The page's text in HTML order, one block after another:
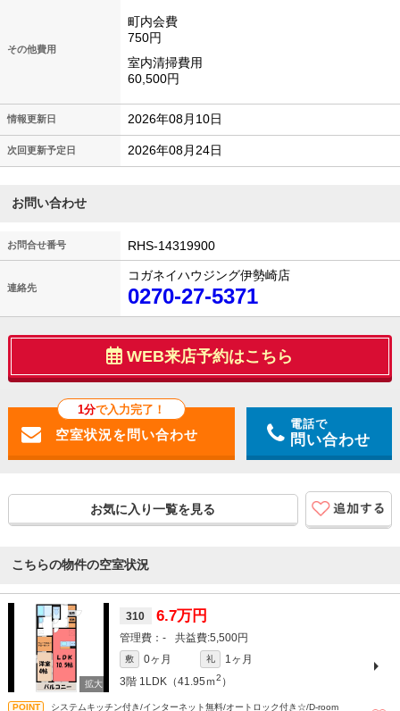
その他費用
町内会費
750円
室内清掃費用
60,500円
情報更新日 2026年08月10日
次回更新予定日 2026年08月24日
お問い合わせ
お問合せ番号 RHS-14319900
連絡先
コガネイハウジング伊勢崎店
0270-27-5371
WEB来店予約はこちら
1分で入力完了！
電話で
問い合わせ
お気に入り一覧を見る
こちらの物件の空室状況
310 6.7万円
- 5,500円
敷 0ヶ月 礼
1ヶ月
3階 1LDK（41.95ｍ2 ）
システムキッチン付き/インターネット無料/オートロック付き☆/D-room